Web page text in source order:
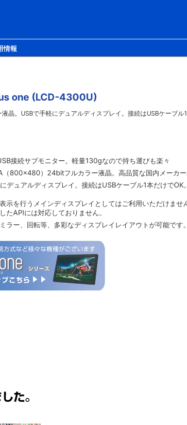
情報
one (LCD-4300U)
。USBで手軽にデュアルディスプレイ。接続はUSBケーブル1
接続サブモニター。軽量130gなので持ち運びも楽々
（800×480）24bitフルカラー液晶。高品質な国内メーカ
デュアルディスプレイ。接続はUSBケーブル1本だけでOK
示を行うメインディスプレイとしてはご利用いただけませ
たAPIには対応しておりません。
ラー、回転等、多彩なディスプレイレイアウトが可能です。